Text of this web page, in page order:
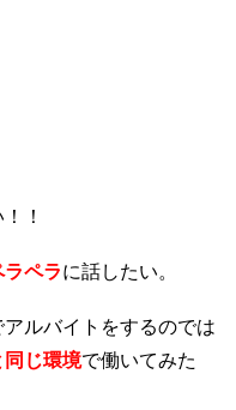
！
ペラに話したい。
ルバイトをするのでは
同じ環境で働いてみた